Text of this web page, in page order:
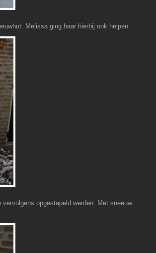
Melissa ging haar hierbij ook helpen.
vervolgens opgestapeld werden. Met sneeuw